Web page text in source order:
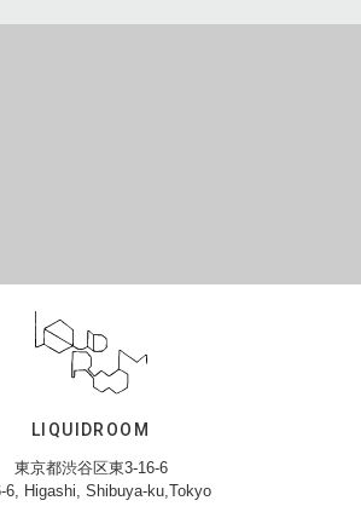
LIQUIDROOM
東京都渋谷区東3-16-6
6, Higashi, Shibuya-ku,Tokyo